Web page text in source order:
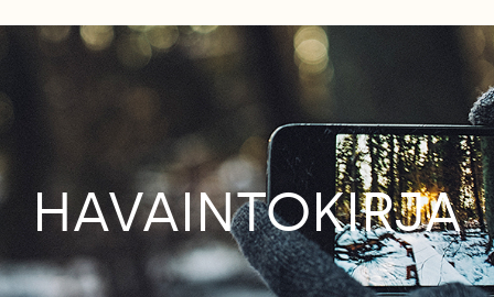
HAVAINTOKIRJA